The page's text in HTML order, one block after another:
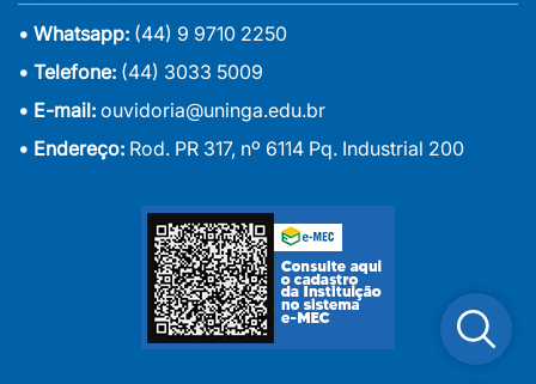
• Whatsapp: (44) 9 9710 2250
• Telefone: (44) 3033 5009
• E-mail: ouvidoria@uninga.edu.br
• Endereço: Rod. PR 317, nº 6114 Pq. Industrial 200